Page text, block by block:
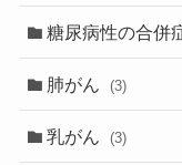
糖尿病性の合併
肺がん (3)
乳がん (3)